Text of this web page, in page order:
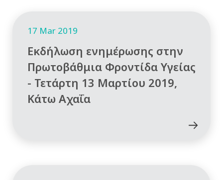
17 Mar 2019
Εκδήλωση ενημέρωσης στην
Πρωτοβάθμια Φροντίδα Υγείας
- Τετάρτη 13 Μαρτίου 2019,
Κάτω Αχαΐα